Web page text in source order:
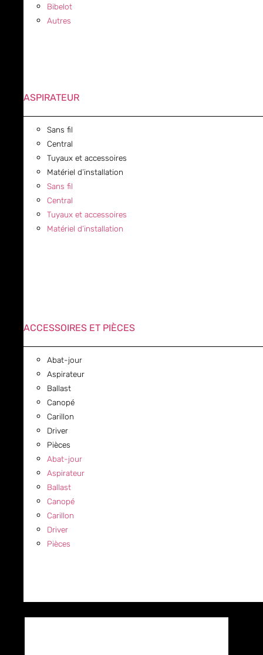
Bibelot
Autres
ASPIRATEUR
Sans fil
Central
Tuyaux et accessoires
Matériel d’installation
Sans fil
Central
Tuyaux et accessoires
Matériel d’installation
ACCESSOIRES ET PIÈCES
Abat-jour
Aspirateur
Ballast
Canopé
Carillon
Driver
Pièces
Abat-jour
Aspirateur
Ballast
Canopé
Carillon
Driver
Pièces